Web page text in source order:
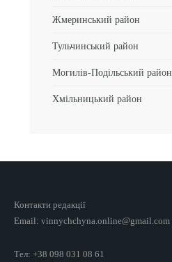
Жмеринський район
Тульчинський район
Могилів-Подільський район
Хмільницький район
Контакти редакції
Email: vinnychchyna.online@gmail.com
Тел: +38 098 031 08 61